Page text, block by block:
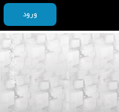
ورود